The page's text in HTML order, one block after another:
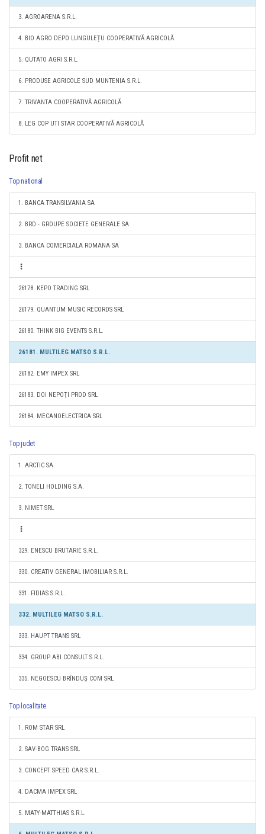
3. AGROARENA S.R.L.
4. BIO AGRO DEPO LUNGULEȚU COOPERATIVĂ AGRICOLĂ
5. QUTATO AGRI S.R.L.
6. PRODUSE AGRICOLE SUD MUNTENIA S.R.L.
7. TRIVANTA COOPERATIVĂ AGRICOLĂ
8. LEG COP UTI STAR COOPERATIVĂ AGRICOLĂ
Profit net
Top national
1. BANCA TRANSILVANIA SA
2. BRD - GROUPE SOCIETE GENERALE SA
3. BANCA COMERCIALA ROMANA SA
26178. KEPO TRADING SRL
26179. QUANTUM MUSIC RECORDS SRL
26180. THINK BIG EVENTS S.R.L.
26181. MULTILEG MATSO S.R.L.
26182. EMY IMPEX SRL
26183. DOI NEPOŢI PROD SRL
26184. MECANOELECTRICA SRL
Top judet
1. ARCTIC SA
2. TONELI HOLDING S.A.
3. NIMET SRL
329. ENESCU BRUTARIE S.R.L.
330. CREATIV GENERAL IMOBILIAR S.R.L.
331. FIDIAS S.R.L.
332. MULTILEG MATSO S.R.L.
333. HAUPT TRANS SRL
334. GROUP ABI CONSULT S.R.L.
335. NEGOESCU BRÎNDUŞ COM SRL
Top localitate
1. ROM STAR SRL
2. SAV-BOG TRANS SRL
3. CONCEPT SPEED CAR S.R.L.
4. DACMA IMPEX SRL
5. MATY-MATTHIAS S.R.L.